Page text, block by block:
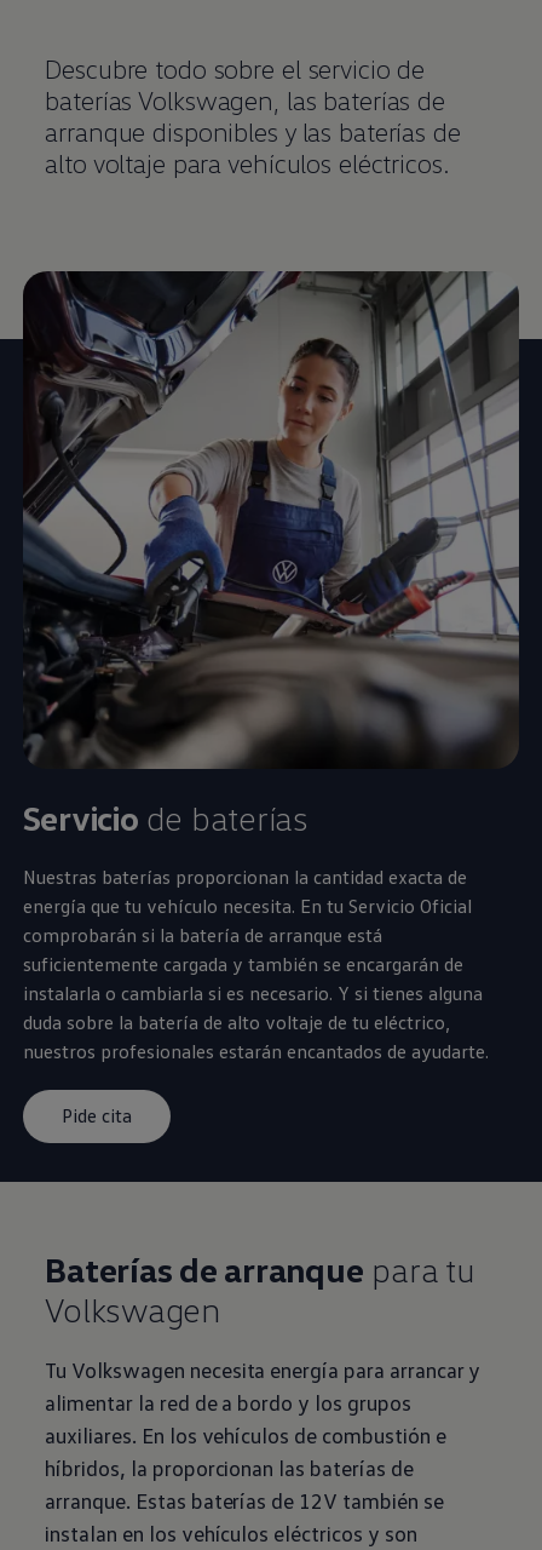
Descubre todo sobre el servicio de
baterías Volkswagen , las baterías de
arranque disponibles y las baterías de
alto voltaje para vehículos eléctricos.
Servicio de baterías
Nuestras baterías proporcionan la cantidad exacta de
energía que tu vehículo necesita. En tu Servicio Oficial
comprobarán si la batería de arranque está
suficientemente cargada y también se encargarán de
instalarla o cambiarla si es necesario. Y si tienes alguna
duda sobre la batería de alto voltaje de tu eléctrico,
nuestros profesionales estarán encantados de ayudarte.
Pide cita
Baterías de arranque para tu
Volkswagen
Tu Volkswagen necesita energía para arrancar y
alimentar la red de a bordo y los grupos
auxiliares. En los vehículos de combustión e
híbridos, la proporcionan las baterías de
arranque. Estas baterías de 12V también se
instalan en los vehículos eléctricos y son